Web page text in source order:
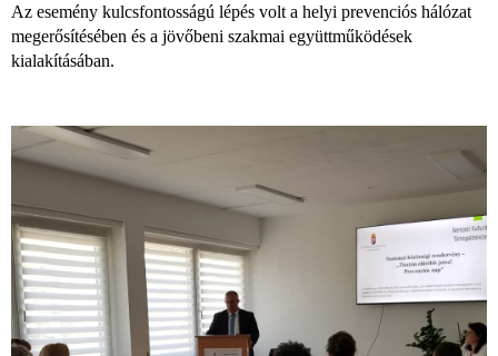
Az esemény kulcsfontosságú lépés volt a helyi prevenciós hálózat
megerősítésében és a jövőbeni szakmai együttműködések
kialakításában.